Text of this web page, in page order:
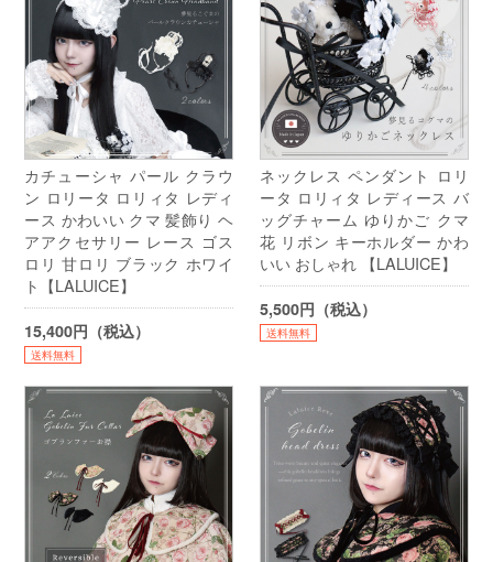
カチューシャ パール クラウ
ン ロリータ ロリィタ レディ
ース かわいい クマ 髪飾り ヘ
アアクセサリー レース ゴス
ロリ 甘ロリ ブラック ホワイ
ト【LALUICE】
15,400円（税込）
送料無料
ネックレス ペンダント ロリ
ータ ロリィタ レディース バ
ッグチャーム ゆりかご クマ
花 リボン キーホルダー かわ
いい おしゃれ 【LALUICE】
5,500円（税込）
送料無料